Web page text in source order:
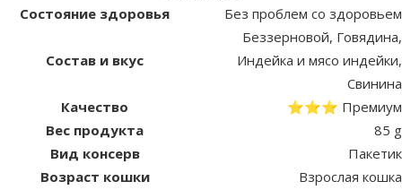
Состояние здоровья
Без проблем со здоровьем
Состав и вкус
Беззерновой, Говядина,
Индейка и мясо индейки,
Свинина
Качество
⭐⭐⭐ Премиум
Вес продукта
85 g
Вид консерв
Пакетик
Возраст кошки
Взрослая кошка